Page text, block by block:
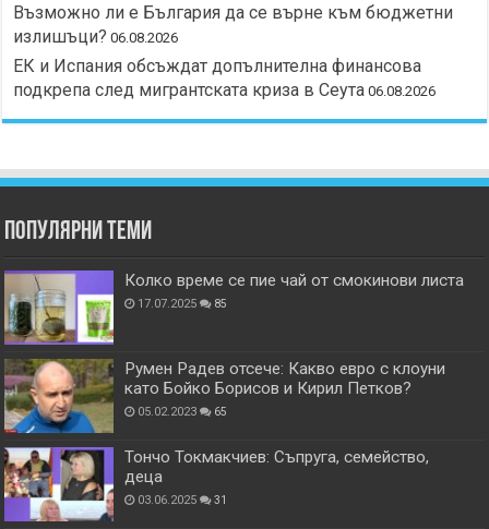
Възможно ли е България да се върне към бюджетни
излишъци? 06.08.2026
ЕК и Испания обсъждат допълнителна финансова
подкрепа след мигрантската криза в Сеута 06.08.2026
Популярни теми
Колко време се пие чай от смокинови листа
17.07.2025 85
Румен Радев отсече: Какво евро с клоуни
като Бойко Борисов и Кирил Петков?
05.02.2023 65
Тончо Токмакчиев: Съпруга, семейство,
деца
03.06.2025 31